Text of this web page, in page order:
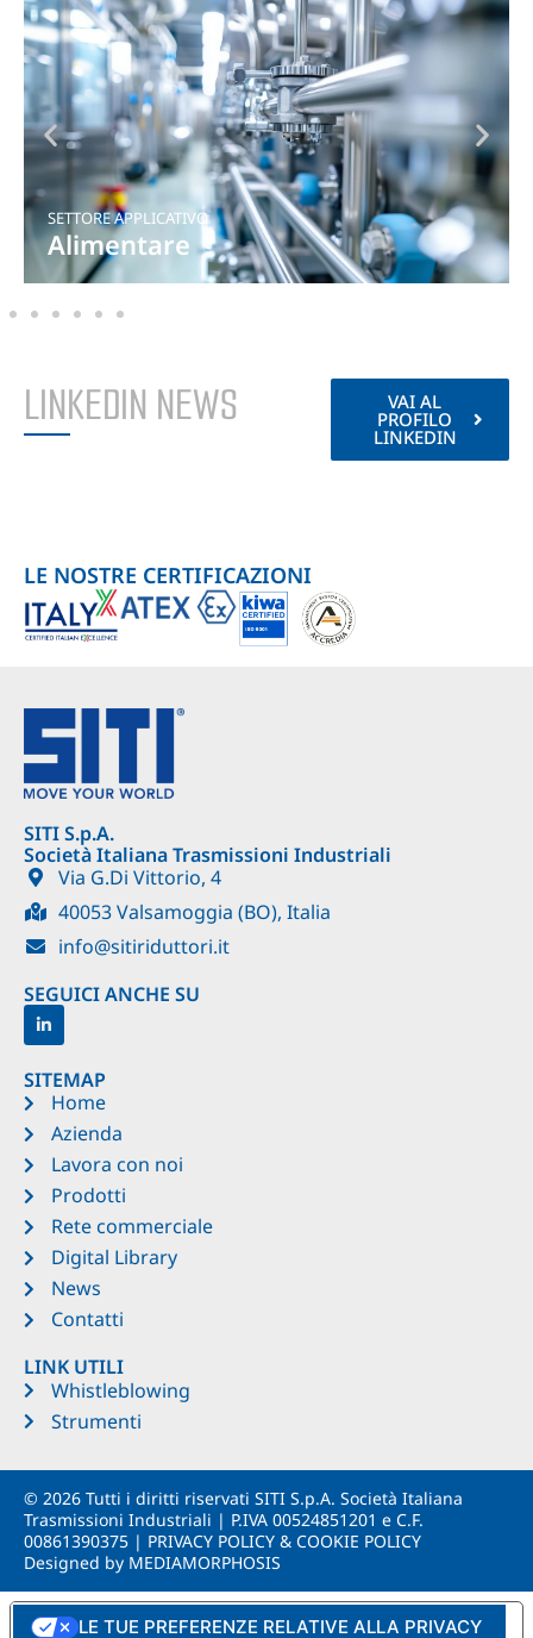
SETTORE APPLICATIVO
Industria mineraria
LINKEDIN NEWS VAI AL
PROFILO
LINKEDIN
LE NOSTRE CERTIFICAZIONI
SITI S.p.A.
Società Italiana Trasmissioni Industriali
Via G.Di Vittorio, 4
40053 Valsamoggia (BO), Italia
info@sitiriduttori.it
SEGUICI ANCHE SU
SITEMAP
Home
Azienda
Lavora con noi
Prodotti
Rete commerciale
Digital Library
News
Contatti
LINK UTILI
Whistleblowing
Strumenti
© 2026 Tutti i diritti riservati SITI S.p.A. Società Italiana
Trasmissioni Industriali | P.IVA 00524851201 e C.F.
00861390375 | PRIVACY POLICY & COOKIE POLICY
Designed by MEDIAMORPHOSIS
LE TUE PREFERENZE RELATIVE ALLA PRIVACY